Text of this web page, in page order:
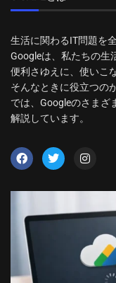
生活に関わるIT問題を
Googleは、私たちの生
便利さゆえに、使いこ
そんなときに役立つの
では、Googleのさまざ
解説しています。